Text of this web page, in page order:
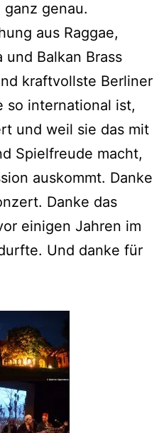
genau.
aus Raggae,
und Balkan Brass
kraftvollste Berliner
so international ist,
und weil sie das mit
Spielfreude macht,
auskommt. Danke
Danke das
einigen Jahren im
Und danke für